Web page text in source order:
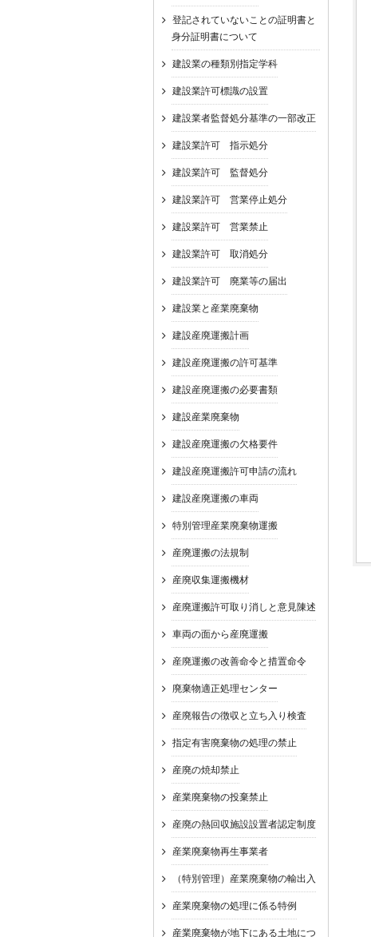
登記されていないことの証明書と
身分証明書について
建設業の種類別指定学科
建設業許可標識の設置
建設業者監督処分基準の一部改正
建設業許可 指示処分
建設業許可 監督処分
建設業許可 営業停止処分
建設業許可 営業禁止
建設業許可 取消処分
建設業許可 廃業等の届出
建設業と産業廃棄物
建設産廃運搬計画
建設産廃運搬の許可基準
建設産廃運搬の必要書類
建設産業廃棄物
建設産廃運搬の欠格要件
建設産廃運搬許可申請の流れ
建設産廃運搬の車両
特別管理産業廃棄物運搬
産廃運搬の法規制
産廃収集運搬機材
産廃運搬許可取り消しと意見陳述
車両の面から産廃運搬
産廃運搬の改善命令と措置命令
廃棄物適正処理センター
産廃報告の徴収と立ち入り検査
指定有害廃棄物の処理の禁止
産廃の焼却禁止
産業廃棄物の投棄禁止
産廃の熱回収施設設置者認定制度
産業廃棄物再生事業者
（特別管理）産業廃棄物の輸出入
産業廃棄物の処理に係る特例
産業廃棄物が地下にある土地につ